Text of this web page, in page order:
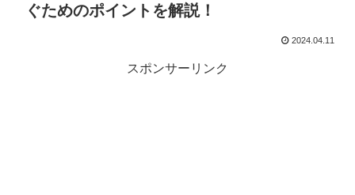
ぐためのポイントを解説！
2024.04.11
スポンサーリンク